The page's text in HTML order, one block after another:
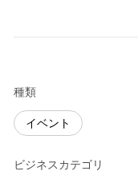
種類
イベント
ビジネスカテゴリ